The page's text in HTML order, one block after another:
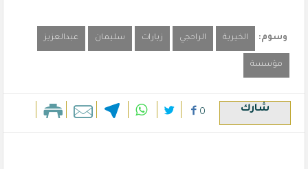
وسوم: الخيرية الراحجي زيارات سليمان عبدالعزيز
مؤسسة
شارك 0